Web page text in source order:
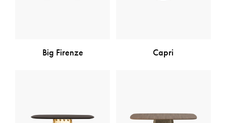
Big Firenze Capri